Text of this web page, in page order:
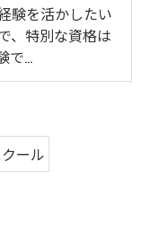
験を活かしたい
、特別な資格は
で…
ール